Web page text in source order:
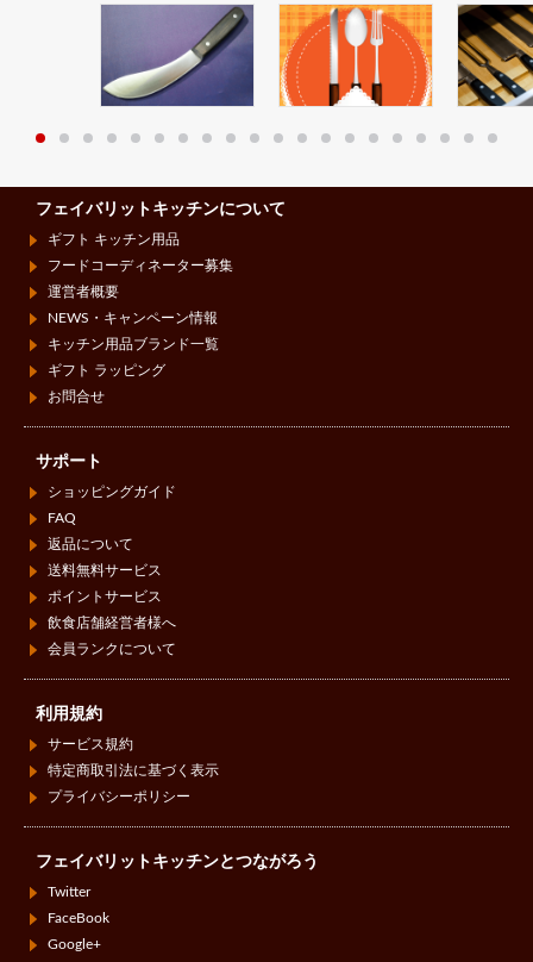
フェイバリットキッチンについて
ギフト キッチン用品
フードコーディネーター募集
運営者概要
NEWS・キャンペーン情報
キッチン用品ブランド一覧
ギフト ラッピング
お問合せ
サポート
ショッピングガイド
FAQ
返品について
送料無料サービス
ポイントサービス
飲食店舗経営者様へ
会員ランクについて
利用規約
サービス規約
特定商取引法に基づく表示
プライバシーポリシー
フェイバリットキッチンとつながろう
Twitter
FaceBook
Google+